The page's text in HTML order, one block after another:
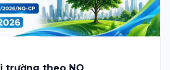
trường theo NQ